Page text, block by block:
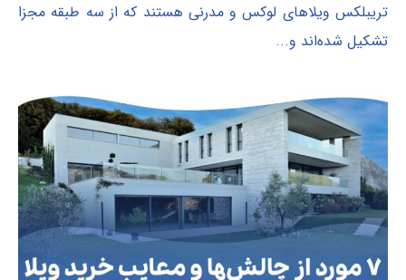
تریبلکس ویلاهای لوکس و مدرنی هستند که از سه طبقه مجزا
تشکیل شده‌اند و...